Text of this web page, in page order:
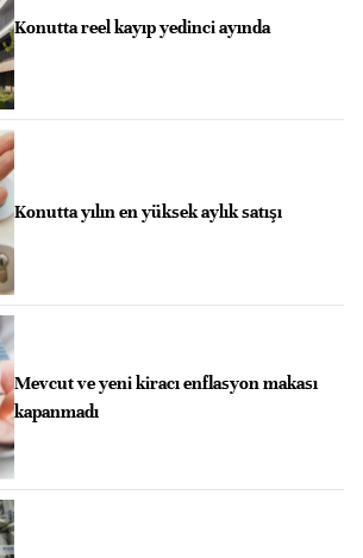
Konutta reel kayıp yedinci ayında
Konutta yılın en yüksek aylık satışı
Mevcut ve yeni kiracı enflasyon makası
kapanmadı